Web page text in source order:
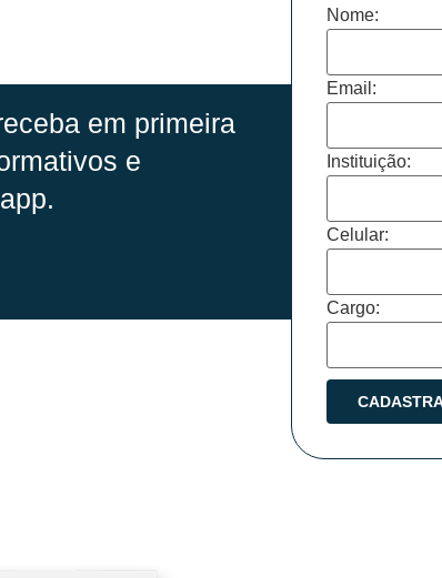
em primeira
e
Nome:
Email:
Instituição:
Celular:
Cargo: